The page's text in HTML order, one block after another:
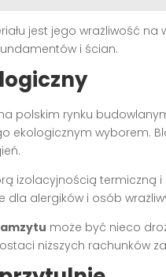
jest jego wrażliwość
i ścian.
polskim rynku
ekologicznym wyborem.
izolacyjnością termiczną i
alergików i osób
może być nieco
niższych rachunków